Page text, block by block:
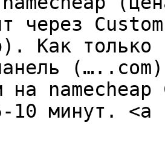
через
Как
на
10 минут.